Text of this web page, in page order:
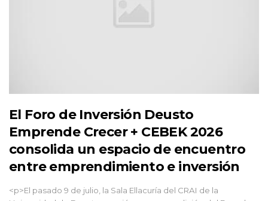
El Foro de Inversión Deusto
Emprende Crecer + CEBEK 2026
consolida un espacio de encuentro
entre emprendimiento e inversión
<p>El pasado 9 de julio, la Sala Ellacuría del CRAI de la